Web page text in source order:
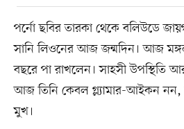
পর্নো ছবির তারকা থেকে বলিউডে
সানি লিওনের আজ জন্মদিন। আজ
বছরে পা রাখলেন। সাহসী উপস্থিতি
আজ তিনি কেবল গ্ল্যামার-আইকন
মুখ।